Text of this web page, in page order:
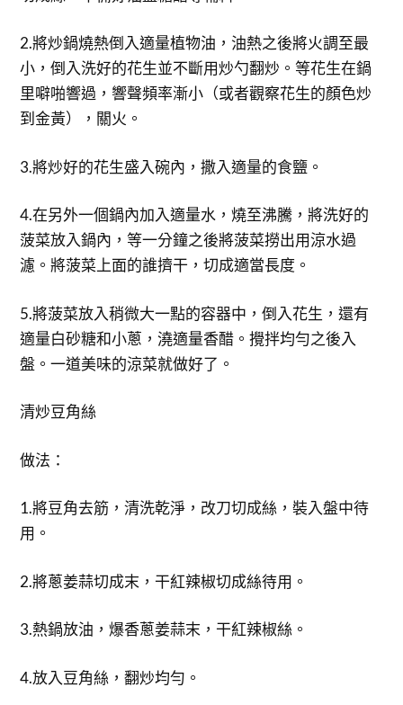
2.將炒鍋燒熱倒入適量植物油，油熱之後將火調至最
小，倒入洗好的花生並不斷用炒勺翻炒。等花生在鍋
里噼啪響過，響聲頻率漸小（或者觀察花生的顏色炒
到金黃），關火。
3.將炒好的花生盛入碗內，撒入適量的食鹽。
4.在另外一個鍋內加入適量水，燒至沸騰，將洗好的
菠菜放入鍋內，等一分鐘之後將菠菜撈出用涼水過
濾。將菠菜上面的誰擠干，切成適當長度。
5.將菠菜放入稍微大一點的容器中，倒入花生，還有
適量白砂糖和小蔥，澆適量香醋。攪拌均勻之後入
盤。一道美味的涼菜就做好了。
清炒豆角絲
做法：
1.將豆角去筋，清洗乾淨，改刀切成絲，裝入盤中待
用。
2.將蔥姜蒜切成末，干紅辣椒切成絲待用。
3.熱鍋放油，爆香蔥姜蒜末，干紅辣椒絲。
4.放入豆角絲，翻炒均勻。